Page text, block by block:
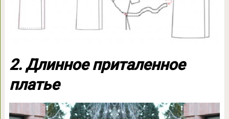
2. Длинное приталенное
платье